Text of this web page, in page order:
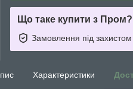
Що таке купити з Пром?
Замовлення під захистом
Характеристики